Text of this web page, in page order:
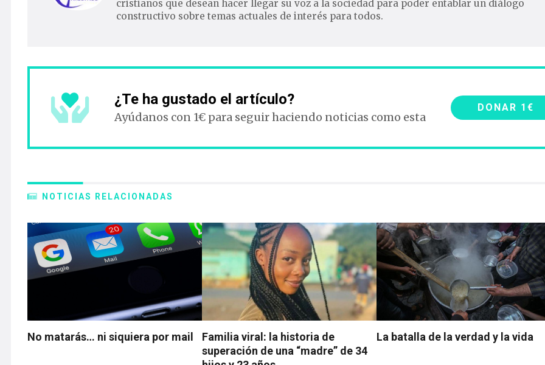
cristianos que desean hacer llegar su voz a la sociedad para poder entablar un diálogo
constructivo sobre temas actuales de interés para todos.
¿Te ha gustado el artículo?
Ayúdanos con 1€ para seguir haciendo noticias como esta
DONAR 1€
NOTICIAS RELACIONADAS
No matarás… ni siquiera por mail
Familia viral: la historia de
superación de una “madre” de 34
La batalla de la verdad y la vida